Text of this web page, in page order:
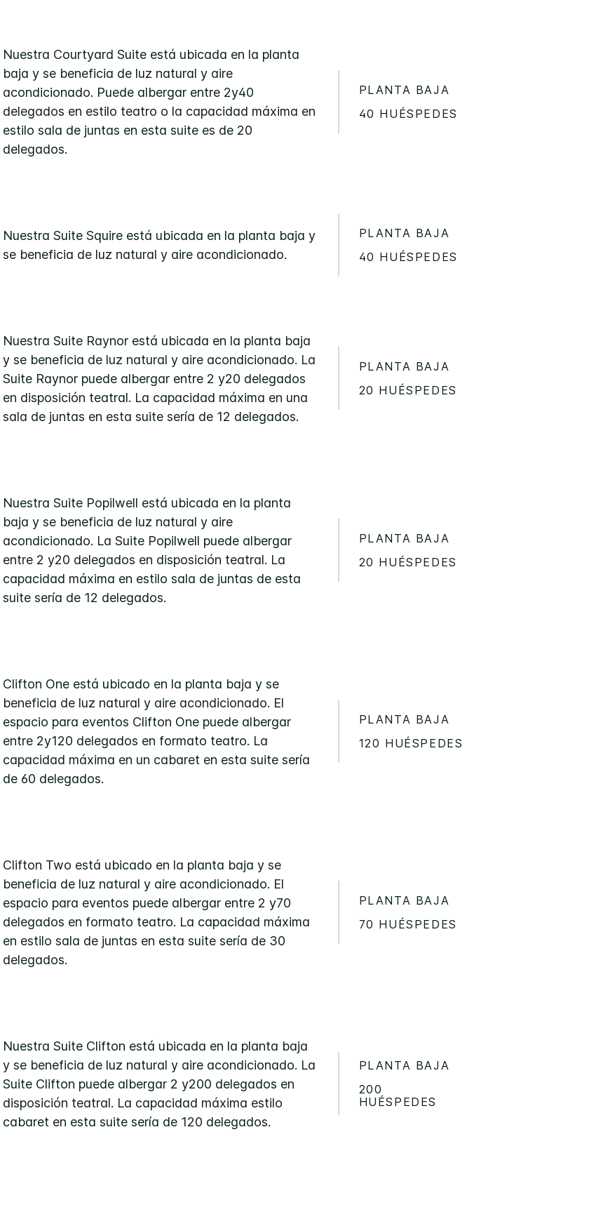
Nuestra Courtyard Suite está ubicada en la planta
baja y se beneficia de luz natural y aire
acondicionado. Puede albergar entre 2y40
delegados en estilo teatro o la capacidad máxima en
estilo sala de juntas en esta suite es de 20
delegados.
PLANTA BAJA
40 HUÉSPEDES
Nuestra Suite Squire está ubicada en la planta baja y
se beneficia de luz natural y aire acondicionado.
PLANTA BAJA
40 HUÉSPEDES
Nuestra Suite Raynor está ubicada en la planta baja
y se beneficia de luz natural y aire acondicionado. La
Suite Raynor puede albergar entre 2 y20 delegados
en disposición teatral. La capacidad máxima en una
sala de juntas en esta suite sería de 12 delegados.
PLANTA BAJA
20 HUÉSPEDES
Nuestra Suite Popilwell está ubicada en la planta
baja y se beneficia de luz natural y aire
acondicionado. La Suite Popilwell puede albergar
entre 2 y20 delegados en disposición teatral. La
capacidad máxima en estilo sala de juntas de esta
suite sería de 12 delegados.
PLANTA BAJA
20 HUÉSPEDES
Clifton One está ubicado en la planta baja y se
beneficia de luz natural y aire acondicionado. El
espacio para eventos Clifton One puede albergar
entre 2y120 delegados en formato teatro. La
capacidad máxima en un cabaret en esta suite sería
de 60 delegados.
PLANTA BAJA
120 HUÉSPEDES
Clifton Two está ubicado en la planta baja y se
beneficia de luz natural y aire acondicionado. El
espacio para eventos puede albergar entre 2 y70
delegados en formato teatro. La capacidad máxima
en estilo sala de juntas en esta suite sería de 30
delegados.
PLANTA BAJA
70 HUÉSPEDES
Nuestra Suite Clifton está ubicada en la planta baja
y se beneficia de luz natural y aire acondicionado. La
Suite Clifton puede albergar 2 y200 delegados en
disposición teatral. La capacidad máxima estilo
cabaret en esta suite sería de 120 delegados.
PLANTA BAJA
200
HUÉSPEDES